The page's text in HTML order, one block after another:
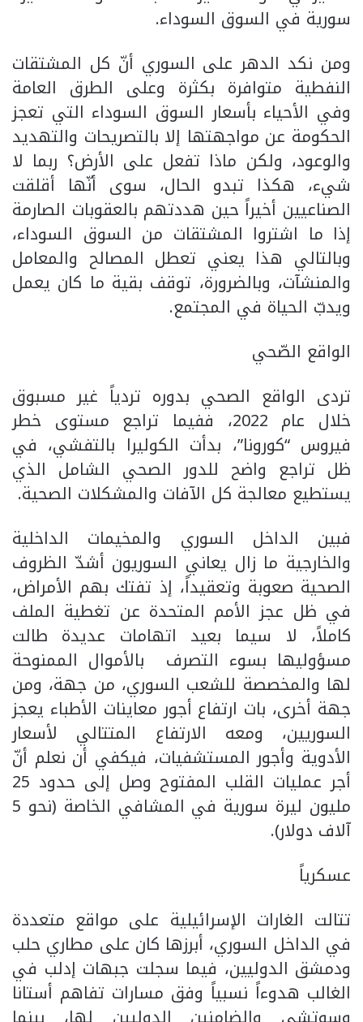
سورية في السوق السوداء.
ومن نكد الدهر على السوري أنّ كل المشتقات
النفطية متوافرة بكثرة وعلى الطرق العامة
وفي الأحياء بأسعار السوق السوداء التي تعجز
الحكومة عن مواجهتها إلا بالتصريحات والتهديد
والوعود، ولكن ماذا تفعل على الأرض؟ ربما لا
شيء، هكذا تبدو الحال، سوى أنّها أقلقت
الصناعيين أخيراً حين هددتهم بالعقوبات الصارمة
إذا ما اشتروا المشتقات من السوق السوداء،
وبالتالي هذا يعني تعطل المصالح والمعامل
والمنشآت، وبالضرورة، توقف بقية ما كان يعمل
ويدبّ الحياة في المجتمع.
الواقع الصّحي
تردى الواقع الصحي بدوره تردياً غير مسبوق
خلال عام 2022، ففيما تراجع مستوى خطر
فيروس “كورونا”، بدأت الكوليرا بالتفشي، في
ظل تراجع واضح للدور الصحي الشامل الذي
يستطيع معالجة كل الآفات والمشكلات الصحية.
فبين الداخل السوري والمخيمات الداخلية
والخارجية ما زال يعاني السوريون أشدّ الظروف
الصحية صعوبة وتعقيداً، إذ تفتك بهم الأمراض،
في ظل عجز الأمم المتحدة عن تغطية الملف
كاملاً، لا سيما بعيد اتهامات عديدة طالت
مسؤوليها بسوء التصرف بالأموال الممنوحة
لها والمخصصة للشعب السوري، من جهة، ومن
جهة أخرى، بات ارتفاع أجور معاينات الأطباء يعجز
السوريين، ومعه الارتفاع المتتالي لأسعار
الأدوية وأجور المستشفيات، فيكفي أن نعلم أنّ
أجر عمليات القلب المفتوح وصل إلى حدود 25
مليون ليرة سورية في المشافي الخاصة (نحو 5
آلاف دولار).
عسكرياً
تتالت الغارات الإسرائيلية على مواقع متعددة
في الداخل السوري، أبرزها كان على مطاري حلب
ودمشق الدوليين، فيما سجلت جبهات إدلب في
الغالب هدوءاً نسبياً وفق مسارات تفاهم أستانا